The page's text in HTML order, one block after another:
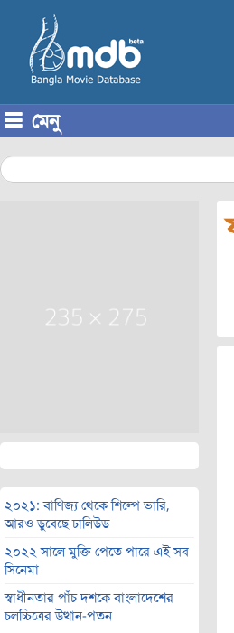
মেনু
২০২১: বাণিজ্য থেকে শিল্পে ভারি,
আরও ডুবেছে ঢালিউড
২০২২ সালে মুক্তি পেতে পারে এই সব
সিনেমা
স্বাধীনতার পাঁচ দশকে বাংলাদেশের
চলচ্চিত্রের উত্থান-পতন